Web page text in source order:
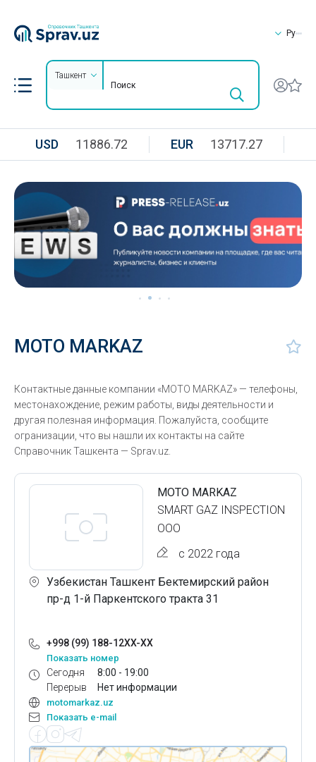
Ру
Ташкент
USD 11886.72 EUR 13717.27
MOTO MARKAZ
Контактные данные компании «MOTO MARKAZ» — телефоны,
местонахождение, режим работы, виды деятельности и
другая полезная информация. Пожалуйста, сообщите
огранизации, что вы нашли их контакты на сайте
Справочник Ташкента — Sprav.uz.
MOTO MARKAZ
SMART GAZ INSPECTION
ООО
с 2022 года
Узбекистан Ташкент Бектемирский район
пр-д 1-й Паркентского тракта 31
+998 (99) 188-12XX-XX
Показать номер
Сегодня
Перерыв
8:00 - 19:00
Нет информации
motomarkaz.uz
Показать e-mail